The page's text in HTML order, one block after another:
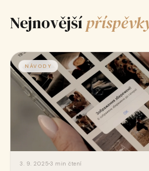
Nejnovější
NÁVODY
3. 9. 2025 3 min čtení